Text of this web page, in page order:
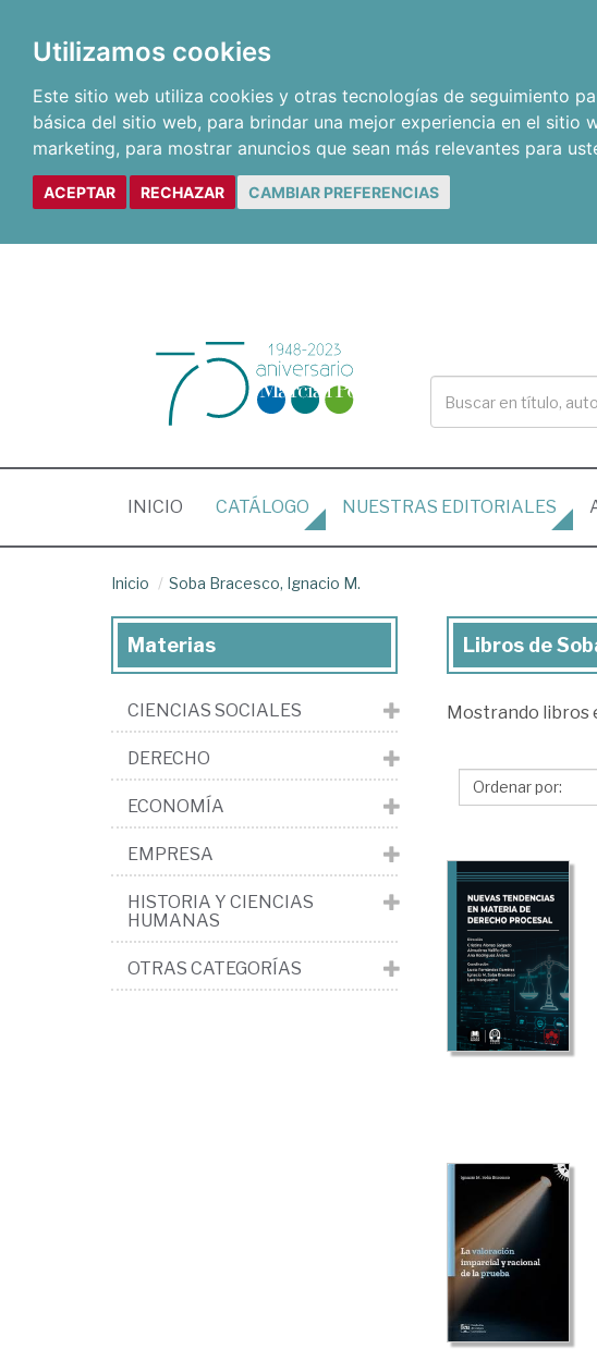
Utilizamos cookies
Este sitio web utiliza cookies y otras tecnologías de seguimiento
básica del sitio web, para brindar una mejor experiencia en el sitio
marketing, para mostrar anuncios que sean más relevantes para
ACEPTAR RECHAZAR CAMBIAR PREFERENCIAS
INICIO (CURRENT)
CATÁLOGO NUESTRAS EDITORIALES
Inicio Soba Bracesco, Ignacio M.
Libros
Soba
Ignacio
Libros de
Mostrando libros
Materias
CIENCIAS SOCIALES
DERECHO
ECONOMÍA
EMPRESA
HISTORIA Y CIENCIAS
HUMANAS
OTRAS CATEGORÍAS